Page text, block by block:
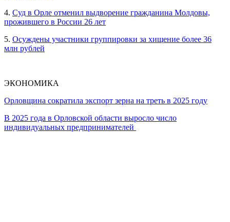
4. Суд в Орле отменил выдворение гражданина Молдовы,
прожившего в России 26 лет
5. Осуждены участники группировки за хищение более 36
млн рублей
ЭКОНОМИКА
Орловщина сократила экспорт зерна на треть в 2025 году
В 2025 года в Орловской области выросло число
индивидуальных предпринимателей